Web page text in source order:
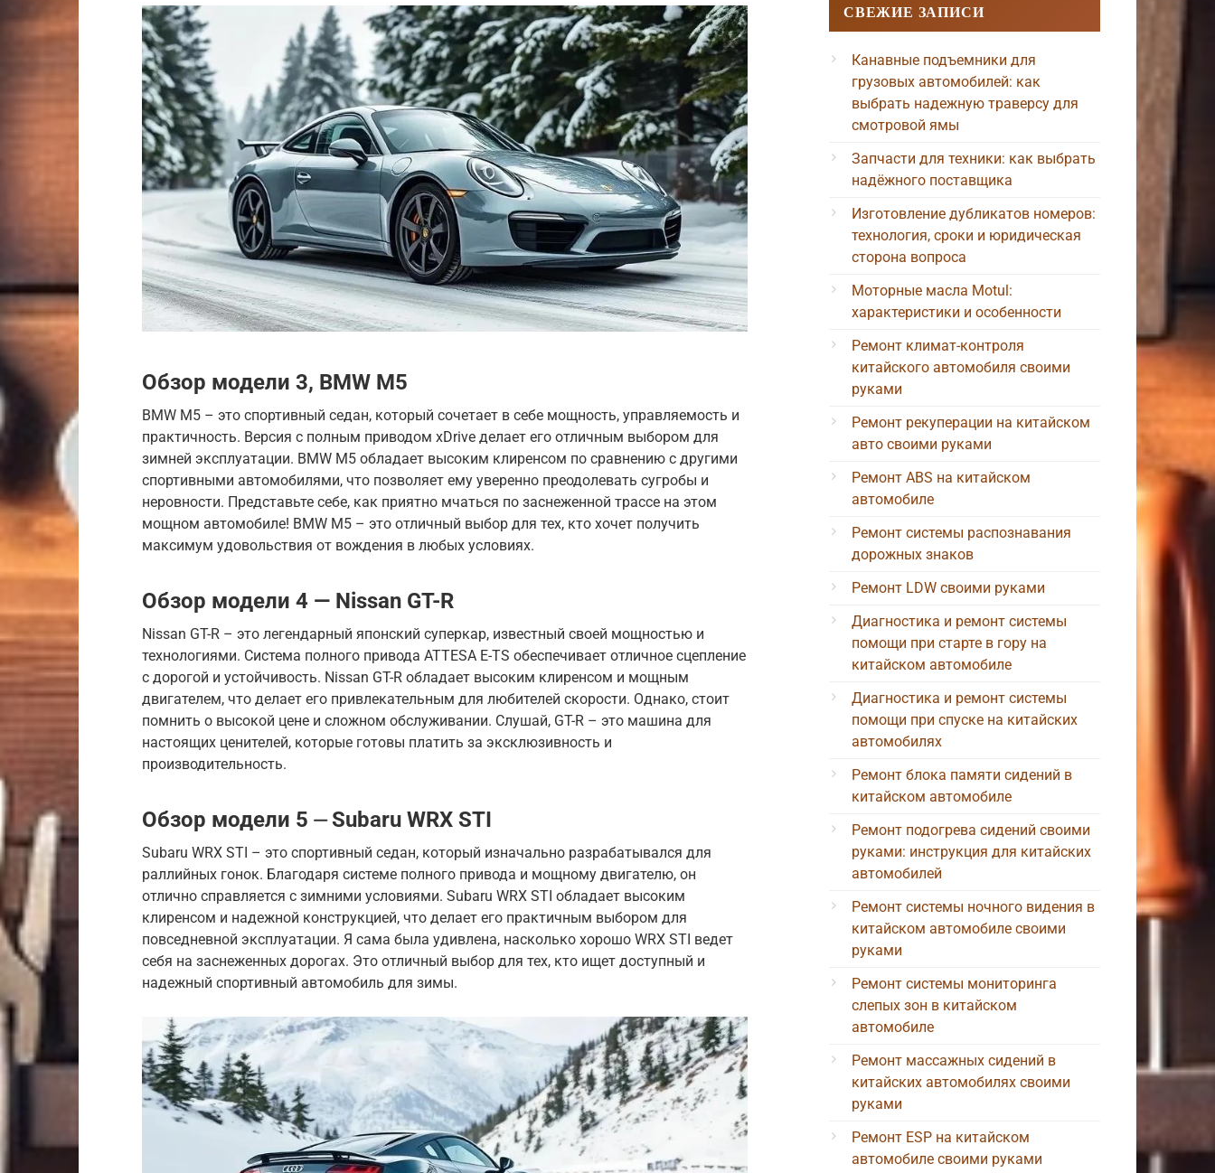
Обзор модели 3, BMW M5
BMW M5 – это спортивный седан, который сочетает в себе мощность, управляемость и
практичность. Версия с полным приводом xDrive делает его отличным выбором для
зимней эксплуатации. BMW M5 обладает высоким клиренсом по сравнению с другими
спортивными автомобилями, что позволяет ему уверенно преодолевать сугробы и
неровности. Представьте себе, как приятно мчаться по заснеженной трассе на этом
мощном автомобиле! BMW M5 – это отличный выбор для тех, кто хочет получить
максимум удовольствия от вождения в любых условиях.
Обзор модели 4 — Nissan GT-R
Nissan GT-R – это легендарный японский суперкар, известный своей мощностью и
технологиями. Система полного привода ATTESA E-TS обеспечивает отличное сцепление
с дорогой и устойчивость. Nissan GT-R обладает высоким клиренсом и мощным
двигателем, что делает его привлекательным для любителей скорости. Однако, стоит
помнить о высокой цене и сложном обслуживании. Слушай, GT-R – это машина для
настоящих ценителей, которые готовы платить за эксклюзивность и
производительность.
Обзор модели 5 ⏤ Subaru WRX STI
Subaru WRX STI – это спортивный седан, который изначально разрабатывался для
раллийных гонок. Благодаря системе полного привода и мощному двигателю, он
отлично справляется с зимними условиями. Subaru WRX STI обладает высоким
клиренсом и надежной конструкцией, что делает его практичным выбором для
повседневной эксплуатации. Я сама была удивлена, насколько хорошо WRX STI ведет
себя на заснеженных дорогах. Это отличный выбор для тех, кто ищет доступный и
надежный спортивный автомобиль для зимы.
СВЕЖИЕ ЗАПИСИ
Канавные подъемники для
грузовых автомобилей: как
выбрать надежную траверсу для
смотровой ямы
Запчасти для техники: как выбрать
надёжного поставщика
Изготовление дубликатов номеров:
технология, сроки и юридическая
сторона вопроса
Моторные масла Motul:
характеристики и особенности
Ремонт климат-контроля
китайского автомобиля своими
руками
Ремонт рекуперации на китайском
авто своими руками
Ремонт ABS на китайском
автомобиле
Ремонт системы распознавания
дорожных знаков
Ремонт LDW своими руками
Диагностика и ремонт системы
помощи при старте в гору на
китайском автомобиле
Диагностика и ремонт системы
помощи при спуске на китайских
автомобилях
Ремонт блока памяти сидений в
китайском автомобиле
Ремонт подогрева сидений своими
руками: инструкция для китайских
автомобилей
Ремонт системы ночного видения в
китайском автомобиле своими
руками
Ремонт системы мониторинга
слепых зон в китайском
автомобиле
Ремонт массажных сидений в
китайских автомобилях своими
руками
Ремонт ESP на китайском
автомобиле своими руками